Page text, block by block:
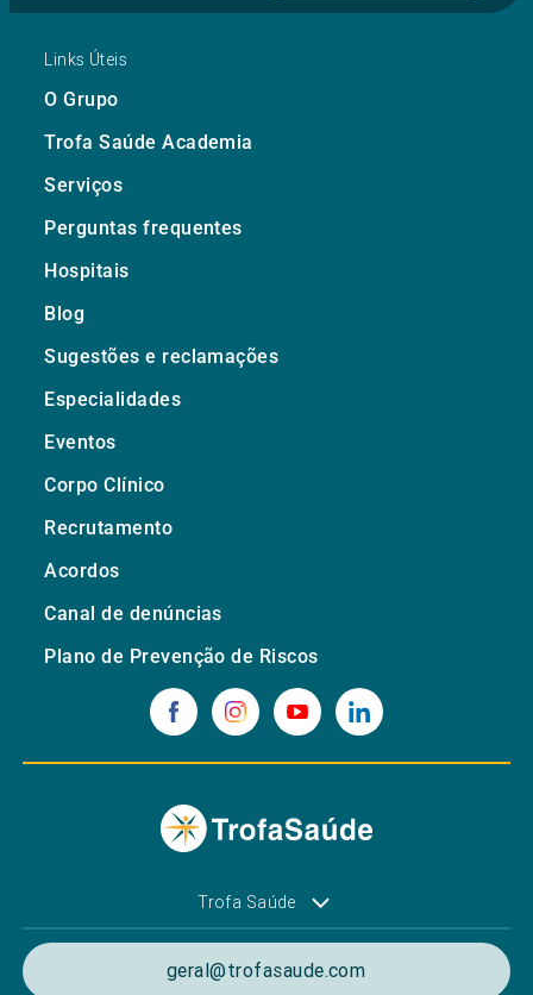
Links Úteis
O Grupo
Trofa Saúde Academia
Serviços
Perguntas frequentes
Hospitais
Blog
Sugestões e reclamações
Especialidades
Eventos
Corpo Clínico
Recrutamento
Acordos
Canal de denúncias
Plano de Prevenção de Riscos
Trofa Saúde
geral@trofasaude.com